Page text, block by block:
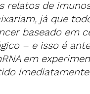
relatos de
já que
baseado em
– e isso é
em